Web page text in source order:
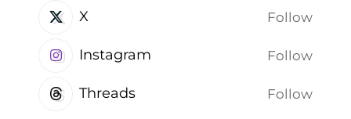
X Follow
Instagram Follow
Threads Follow